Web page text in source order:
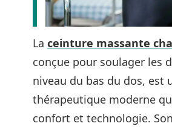
La ceinture massante
conçue pour soulager les
niveau du bas du dos, est
thérapeutique moderne
confort et technologie.